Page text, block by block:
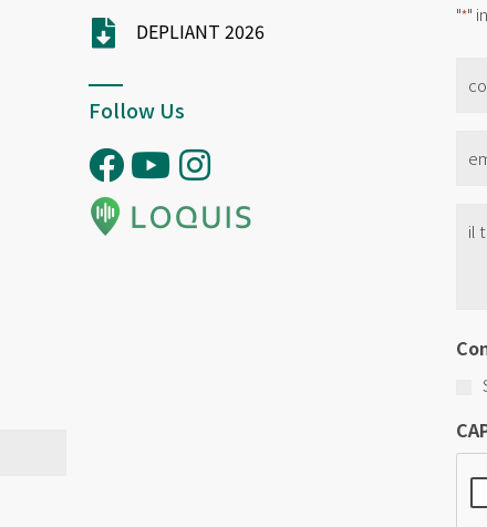
DEPLIANT 2026
Follow Us
"*"